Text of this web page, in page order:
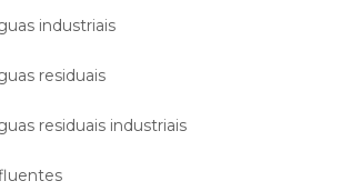
industriais
residuais
residuais industriais